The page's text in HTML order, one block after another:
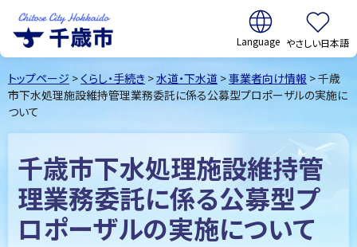
千歳市Chitose
City Hokkaido
翻訳:
やさしい日本語
トップページ > くらし・手続き >水道・下水道 >事業者向け情報 > 千歳
市下水処理施設維持管理業務委託に係る公募型プロポーザルの実施に
ついて
千歳市下水処理施設維持管
理業務委託に係る公募型プ
ロポーザルの実施について